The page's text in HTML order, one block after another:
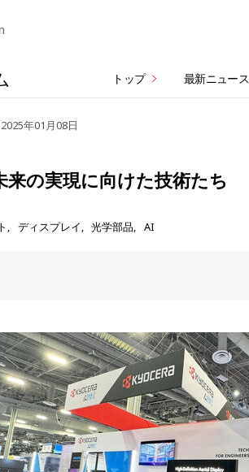
トップ 最新ニュース
2025年01月08日
来の実現に向けた技術たち
ディスプレイ 光学部品 AI